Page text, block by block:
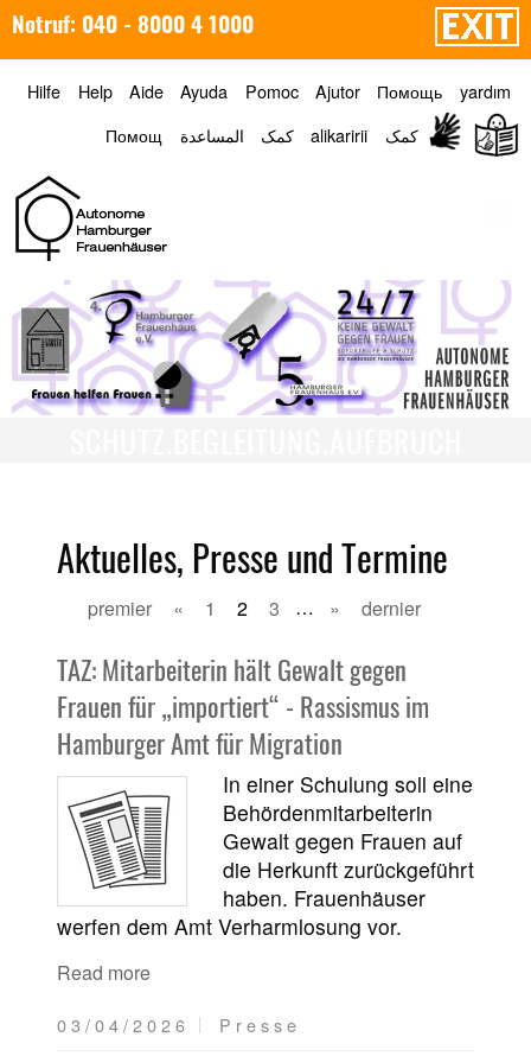
Notruf: 040 - 8000 4 1000
Hilfe Help Aide Ayuda Pomoc Ajutor Помощь
yardım
Помощ
المساعدة کمک alikaririi کمک
Aktuelles, Presse und Termine
premier « 1 2 3 … » dernier
TAZ: Mitarbeiterin hält Gewalt gegen
Frauen für „importiert“ - Rassismus im
Hamburger Amt für Migration
In einer Schulung soll eine
Behördenmitarbeiterin
Gewalt gegen Frauen auf
die Herkunft zurückgeführt
haben. Frauenhäuser
werfen dem Amt Verharmlosung vor.
Read more
03/04/2026 Presse